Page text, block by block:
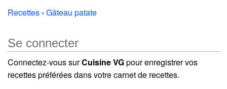
Recettes › Gâteau patate
Se connecter
Connectez-vous surCuisine VGpour enregistrer vos
recettes préférées dans votre carnet de recettes.